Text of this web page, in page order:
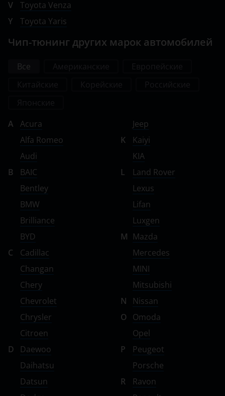
V
Toyota Venza
Y
Toyota Yaris
Чип-тюнинг других марок автомобилей
Все
A
Acura
Alfa Romeo
Audi
B
BAIC
Bentley
BMW
Brilliance
BYD
C
Cadillac
Changan
Chery
Chevrolet
Chrysler
Citroen
D
Daewoo
Daihatsu
Datsun
Jeep
K
Kaiyi
KIA
L
Land Rover
Lexus
Lifan
Luxgen
M Mazda
Mercedes
MINI
Mitsubishi
N
Nissan
O
Omoda
Opel
P
Peugeot
Porsche
R
Ravon